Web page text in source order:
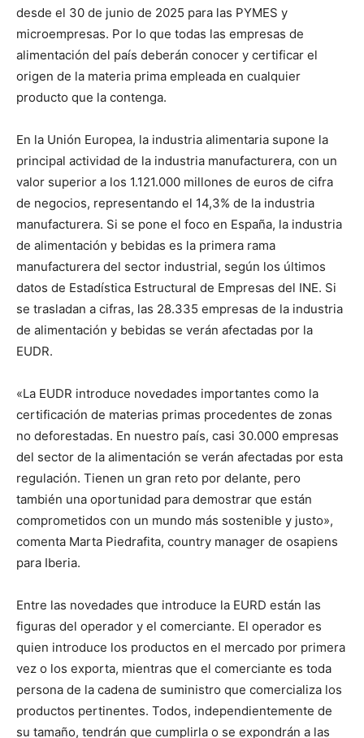
desde el 30 de junio de 2025 para las PYMES y
microempresas. Por lo que todas las empresas de
alimentación del país deberán conocer y certificar el
origen de la materia prima empleada en cualquier
producto que la contenga.
En la Unión Europea, la industria alimentaria supone la
principal actividad de la industria manufacturera, con un
valor superior a los 1.121.000 millones de euros de cifra
de negocios, representando el 14,3% de la industria
manufacturera. Si se pone el foco en España, la industria
de alimentación y bebidas es la primera rama
manufacturera del sector industrial, según los últimos
datos de Estadística Estructural de Empresas del INE. Si
se trasladan a cifras, las 28.335 empresas de la industria
de alimentación y bebidas se verán afectadas por la
EUDR.
«La EUDR introduce novedades importantes como la
certificación de materias primas procedentes de zonas
no deforestadas. En nuestro país, casi 30.000 empresas
del sector de la alimentación se verán afectadas por esta
regulación. Tienen un gran reto por delante, pero
también una oportunidad para demostrar que están
comprometidos con un mundo más sostenible y justo»,
comenta Marta Piedrafita, country manager de osapiens
para Iberia.
Entre las novedades que introduce la EURD están las
figuras del operador y el comerciante. El operador es
quien introduce los productos en el mercado por primera
vez o los exporta, mientras que el comerciante es toda
persona de la cadena de suministro que comercializa los
productos pertinentes. Todos, independientemente de
su tamaño, tendrán que cumplirla o se expondrán a las